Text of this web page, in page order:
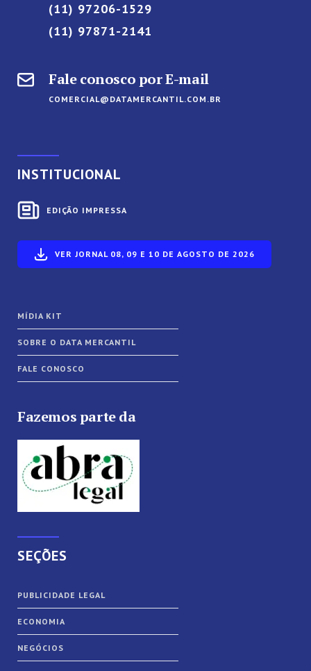
(11) 97206-1529
(11) 97871-2141
Fale conosco por E-mail
COMERCIAL@DATAMERCANTIL.COM.BR
INSTITUCIONAL
EDIÇÃO IMPRESSA
VER JORNAL 08, 09 E 10 DE AGOSTO DE 2026
MÍDIA KIT
SOBRE O DATA MERCANTIL
FALE CONOSCO
Fazemos parte da
SEÇÕES
PUBLICIDADE LEGAL
ECONOMIA
NEGÓCIOS